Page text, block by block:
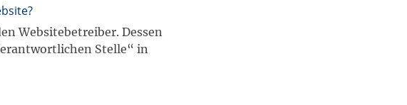
Websitebetreiber. Dessen
Stelle“ in